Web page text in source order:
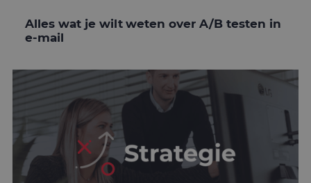
Alles wat je wilt weten over A/B testen in
e-mail